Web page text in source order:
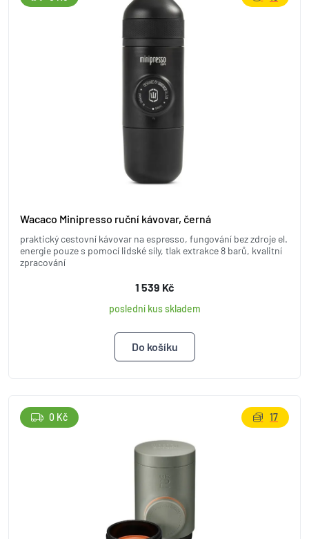
Wacaco Minipresso ruční kávovar, černá
praktický cestovní kávovar na espresso, fungování bez zdroje el.
energie pouze s pomocí lidské síly, tlak extrakce 8 barů, kvalitní
zpracování
1 539 Kč
poslední kus skladem
0 Kč 17